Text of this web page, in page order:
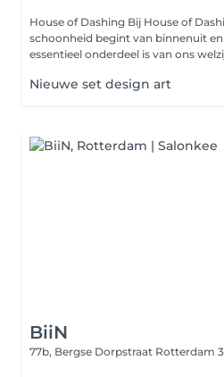
House of Dashing Bij House of
schoonheid begint van binnenuit
essentieel onderdeel is van ons
Nieuwe set design art
BiiN
77b, Bergse Dorpstraat Rotterdam